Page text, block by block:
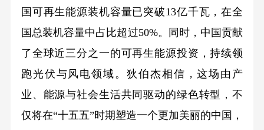
国可再生能源装机容量已突破13亿千瓦，在全
国总装机容量中占比超过50%。同时，中国贡献
了全球近三分之一的可再生能源投资，持续领
跑光伏与风电领域。狄伯杰相信，这场由产
业、能源与社会生活共同驱动的绿色转型，不
仅将在“十五五”时期塑造一个更加美丽的中国，